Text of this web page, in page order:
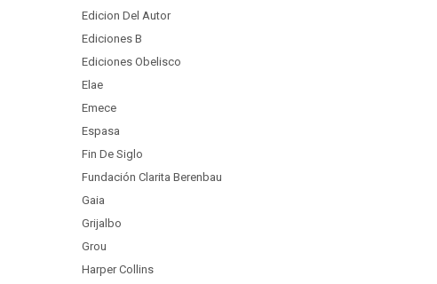
Edicion Del Autor
Ediciones B
Ediciones Obelisco
Elae
Emece
Espasa
Fin De Siglo
Fundación Clarita Berenbau
Gaia
Grijalbo
Grou
Harper Collins